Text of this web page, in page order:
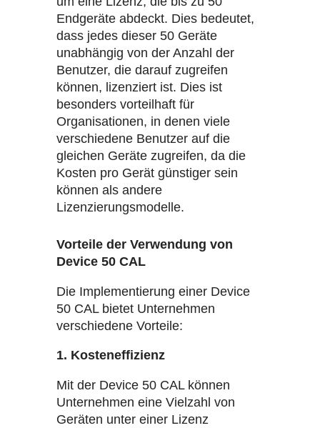
Endgeräte abdeckt. Dies bedeutet,
dass jedes dieser 50 Geräte
unabhängig von der Anzahl der
Benutzer, die darauf zugreifen
können, lizenziert ist. Dies ist
besonders vorteilhaft für
Organisationen, in denen viele
verschiedene Benutzer auf die
gleichen Geräte zugreifen, da die
Kosten pro Gerät günstiger sein
können als andere
Lizenzierungsmodelle.
Vorteile der Verwendung von
Device 50 CAL
Die Implementierung einer Device
50 CAL bietet Unternehmen
verschiedene Vorteile:
1. Kosteneffizienz
Mit der Device 50 CAL können
Unternehmen eine Vielzahl von
Geräten unter einer Lizenz